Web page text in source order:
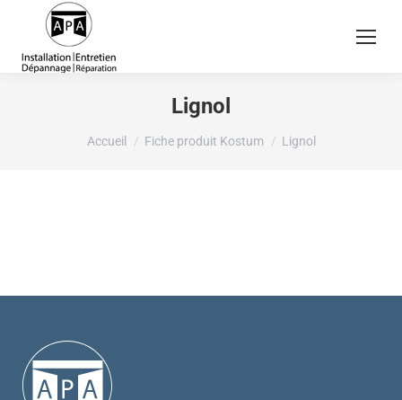
Lignol
Vous êtes ici :
Accueil Fiche produit Kostum Lignol